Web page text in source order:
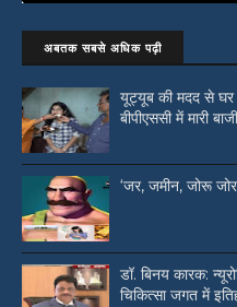
अबतक सबसे अधिक पढ़ी
यूट्यूब की मदद से घर
बीपीएससी में मारी बाजी
‘जर, जमीन, जोरू
डॉ. बिनय कारक:
चिकित्सा जगत में